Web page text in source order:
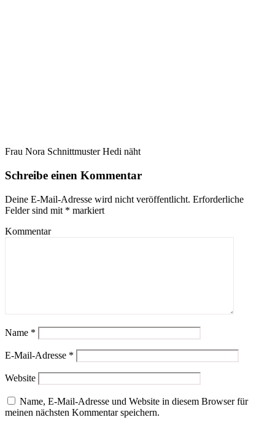
Frau Nora Schnittmuster Hedi näht
Schreibe einen Kommentar
Deine E-Mail-Adresse wird nicht veröffentlicht. Erforderliche
Felder sind mit * markiert
Kommentar
Name *
E-Mail-Adresse *
Website
Name, E-Mail-Adresse und Website in diesem Browser für
meinen nächsten Kommentar speichern.